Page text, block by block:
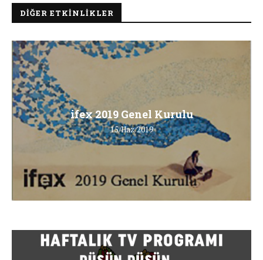
DIĞER ETKINLIKLER
ifex 2019 Genel Kurulu
15/Haz/2019